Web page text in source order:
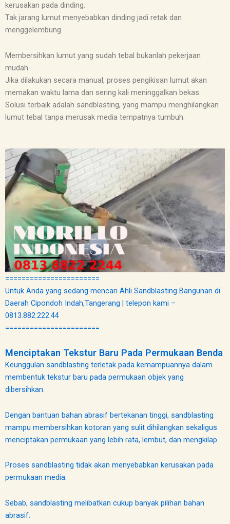
kerusakan pada dinding.
Tak jarang lumut menyebabkan dinding jadi retak dan
menggelembung.
Membersihkan lumut yang sudah tebal bukanlah pekerjaan
mudah.
Jika dilakukan secara manual, proses pengikisan lumut akan
memakan waktu lama dan sering kali meninggalkan bekas.
Solusi terbaik adalah sandblasting, yang mampu menghilangkan
lumut tebal tanpa merusak media tempatnya tumbuh.
=======================
Untuk Anda yang sedang mencari Ahli Sandblasting Bangunan di
Daerah Cipondoh Indah,Tangerang | telepon kami –
0813.882.222.44
=======================
Menciptakan Tekstur Baru Pada Permukaan Benda
Keunggulan sandblasting terletak pada kemampuannya dalam
membentuk tekstur baru pada permukaan objek yang
dibersihkan.
Dengan bantuan bahan abrasif bertekanan tinggi, sandblasting
mampu membersihkan kotoran yang sulit dihilangkan sekaligus
menciptakan permukaan yang lebih rata, lembut, dan mengkilap.
Proses sandblasting tidak akan menyebabkan kerusakan pada
permukaan media.
Sebab, sandblasting melibatkan cukup banyak pilihan bahan
abrasif.